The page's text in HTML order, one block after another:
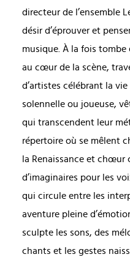
directeur de l’ensemble
désir d’éprouver et
musique. À la fois
au cœur de la scène,
d’artistes célébrant la
solennelle ou joueuse,
qui transcendent leur
répertoire où se mêlent
la Renaissance et chœur
d’imaginaires pour les
qui circule entre les
aventure pleine
sculpte les sons, des
chants et les gestes